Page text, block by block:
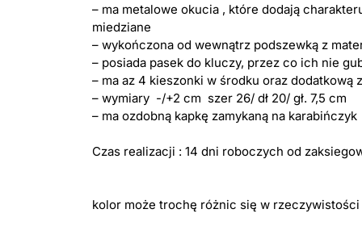
– ma metalowe okucia , które dodają
miedziane
– wykończona od wewnątrz podszewką z
– posiada pasek do kluczy, przez co ich nie
– ma az 4 kieszonki w środku oraz dodatkową
– wymiary -/+2 cm szer 26/ dł 20/ gł. 7,5 cm
– ma ozdobną kapkę zamykaną na karabińczyk
Czas realizacji : 14 dni roboczych od
kolor może trochę różnic się w rzeczywistości